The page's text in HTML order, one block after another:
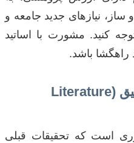
نیازهای جدید جامعه و
کنید. مشورت با اساتید
راهگشا باشد.
بررسی جامع پیشینه تحقیق (Literature
است که تحقیقات قبلی